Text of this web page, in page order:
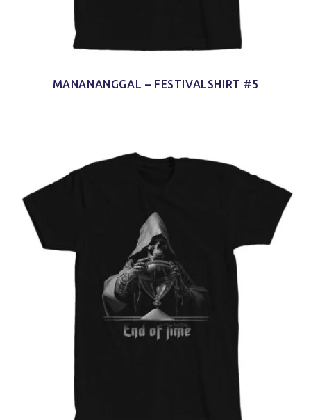
MANANANGGAL – FESTIVALSHIRT #5